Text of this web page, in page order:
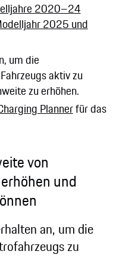
2020–24
2025 und
um die
aktiv zu
zu erhöhen.
Plannerfür das
von
und
an, um die
zu